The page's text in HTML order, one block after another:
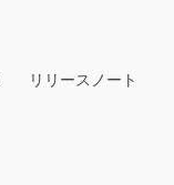
リリースノート